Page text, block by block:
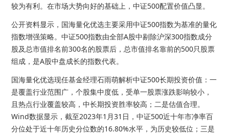
较为有利。在市场大势向好的基础上，中证500配置价值凸显。
公开资料显示，国海量化优选主要采用中证500指数为基准的量化
指数增强策略。中证500指数由全部A股中剔除沪深300指数成分
股及总市值排名前300名的股票后，总市值排名靠前的500只股票
组成，是A股中盘成长的指数代表。
国海量化优选现任基金经理石雨萌解析中证500长期投资价值：一
是覆盖行业范围广，个股集中度低，受单一股票涨跌影响较小，
且热点行业覆盖较高，中长期投资胜率较高；二是估值合理。
Wind数据显示，截至2023年1月31日，中证500近十年市净率百
分位处于近十年历史分位数的16.80%水平，为历史较低位；三是